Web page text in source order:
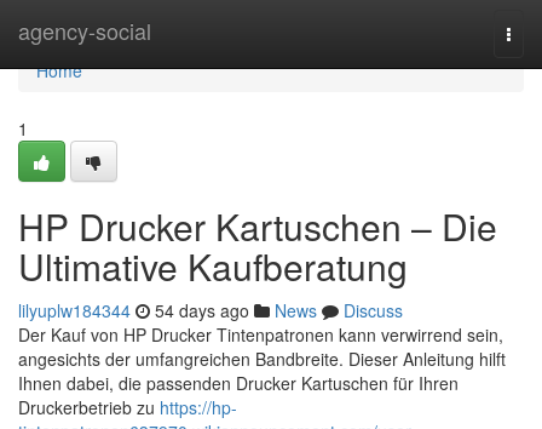
agency-social
Home
Home
1
HP Drucker Kartuschen – Die
Ultimative Kaufberatung
lilyuplw184344 54 days ago News
Discuss
Der Kauf von HP Drucker Tintenpatronen kann verwirrend sein,
angesichts der umfangreichen Bandbreite. Dieser Anleitung hilft
Ihnen dabei, die passenden Drucker Kartuschen für Ihren
Druckerbetrieb zu https://hp-